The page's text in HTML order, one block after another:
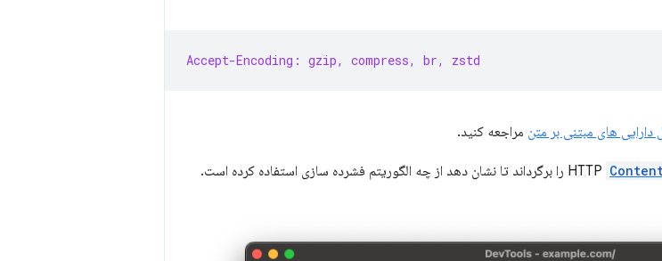
Accept-Encoding: gzip, compress, br, zstd
دارایی های مبتنی بر متن مراجعه کنید.
را برگرداند تا نشان دهد از چه الگوریتم فشرده سازی استفاده کرده است.